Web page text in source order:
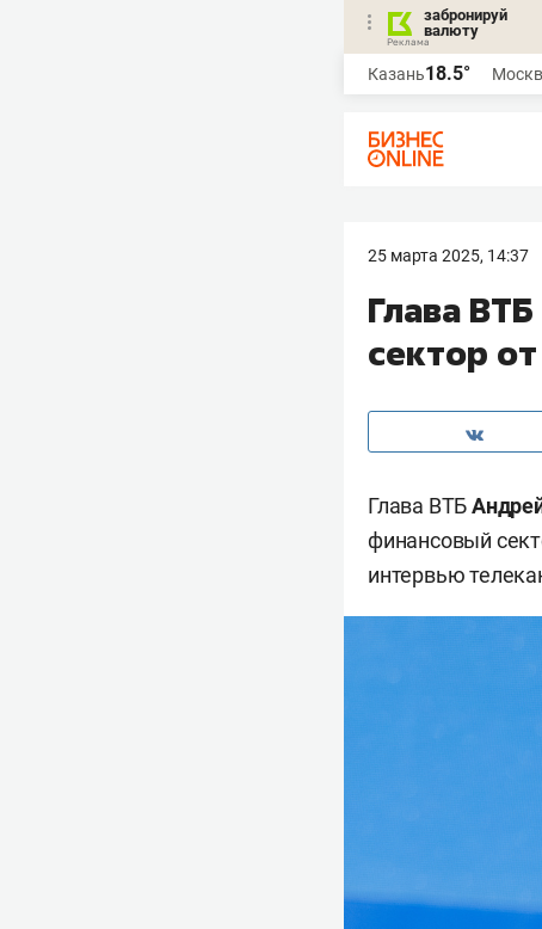
забронируй
валюту
Казань18.5°
25 марта 2025, 14:37
Глава
сектор
Глава ВТБ
финансовый
интервью